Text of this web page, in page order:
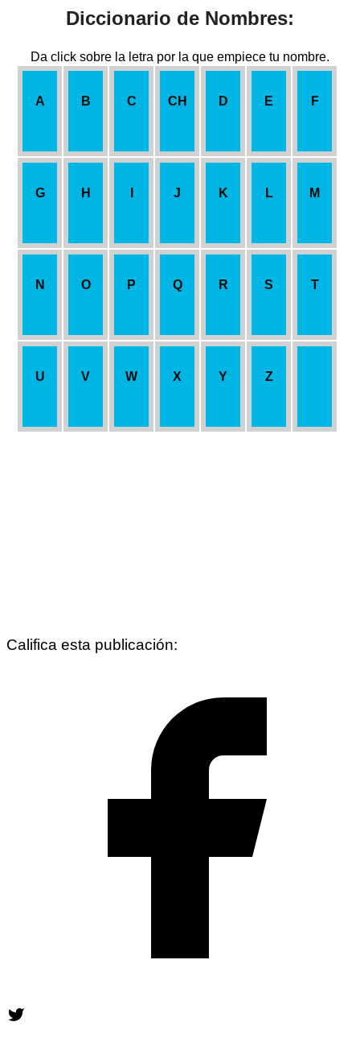
Diccionario de Nombres:
Da click sobre la letra por la que empiece tu nombre.
A B C CH D E F
G H J K L M
N O P Q R S T
U V W X Y Z
Califica esta publicación: